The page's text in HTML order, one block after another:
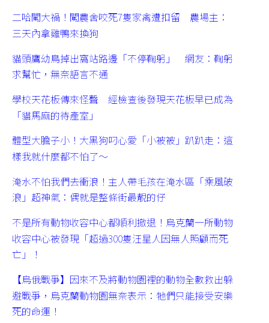
二哈闖大禍！闖農舍咬死7隻家禽遭扣留 農場主：
三天內拿雞鴨來換狗
貓頭鷹幼鳥掉出窩站路邊「不停鞠躬」 網友：鞠躬
求幫忙，無奈語言不通
學校天花板傳來怪聲 經檢查後發現天花板早已成為
「貓馬麻的待產室」
體型大膽子小！大黑狗叼心愛「小被被」趴趴走：這
樣我就什麼都不怕了～
淹水不怕我們去衝浪！主人帶毛孩在淹水區「乘風破
浪」超神氣：偶就是整條街最靚的仔
不是所有動物收容中心都順利撤退！烏克蘭一所動物
收容中心被發現「超過300隻汪星人因無人照顧而死
亡」！
【烏俄戰爭】因來不及將動物園裡的動物全數救出躲
避戰爭，烏克蘭動物園無奈表示：牠們只能接受安樂
死的命運！